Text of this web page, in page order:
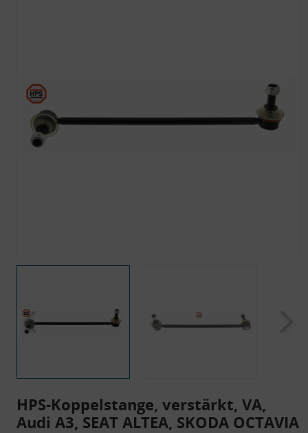
HPS-Koppelstange, verstärkt, VA,
Audi A3, SEAT ALTEA, SKODA OCTAVIA